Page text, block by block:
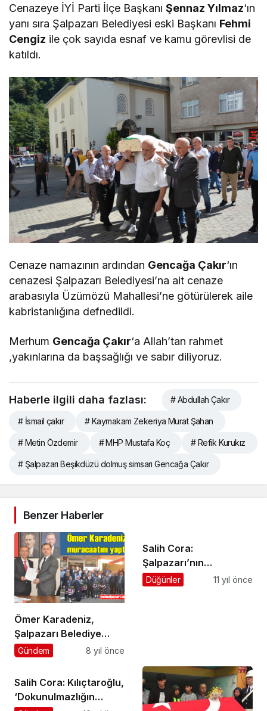
Cenazeye İYİ Parti İlçe BaşkanıŞennaz Yılmaz‘ın
yanı sıra Şalpazarı Belediyesi eski Başkanı Fehmi
Cengiz ile çok sayıda esnaf ve kamu görevlisi de
katıldı.
Cenaze namazının ardından Gencağa Çakır‘ın
cenazesi Şalpazarı Belediyesi’na ait cenaze
arabasıyla Üzümözü Mahallesi’ne götürülerek aile
kabristanlığına defnedildi.
Merhum Gencağa Çakır‘a Allah’tan rahmet
,yakınlarına da başsağlığı ve sabır diliyoruz.
Haberle ilgili daha fazlası: # Abdullah Çakır
# İsmail çakır # Kaymakam Zekeriya Murat Şahan
# Metin Özdemir # MHP Mustafa Koç # Refik Kurukız
# Şalpazarı Beşikdüzü dolmuş simsarı Gencağa Çakır
Benzer Haberler
Ömer Karadeniz,
Şalpazarı Belediye
Başkanı Aday Adayı
Gündem 8 yıl önce
Salih Cora:
Şalpazarı’nın
kalkınması turizme ve
Düğünler 11 yıl önce
Salih Cora: Kılıçtaroğlu,
‘Dokunulmazlığın